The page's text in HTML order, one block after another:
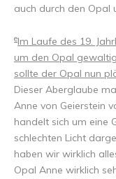
auch durch den Opal
eIm Laufe des 19.
um den Opal
sollte der Opal nun
Dieser Aberglaube
Anne von Geierstein
handelt sich um eine
schlechten Licht
haben wir wirklich
Opal Anne wirklich